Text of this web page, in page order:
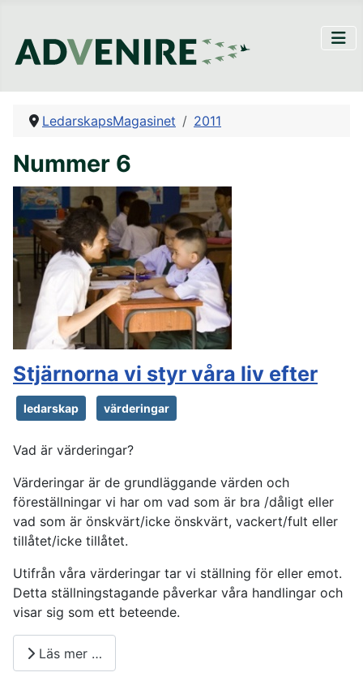
LedarskapsMagasinet 2011
Nummer 6
Stjärnorna vi styr våra liv efter
ledarskap värderingar
Vad är värderingar?
Värderingar är de grundläggande värden och
föreställningar vi har om vad som är bra /dåligt eller
vad som är önskvärt/icke önskvärt, vackert/fult eller
tillåtet/icke tillåtet.
Utifrån våra värderingar tar vi ställning för eller emot.
Detta ställningstagande påverkar våra handlingar och
visar sig som ett beteende.
Läs mer …